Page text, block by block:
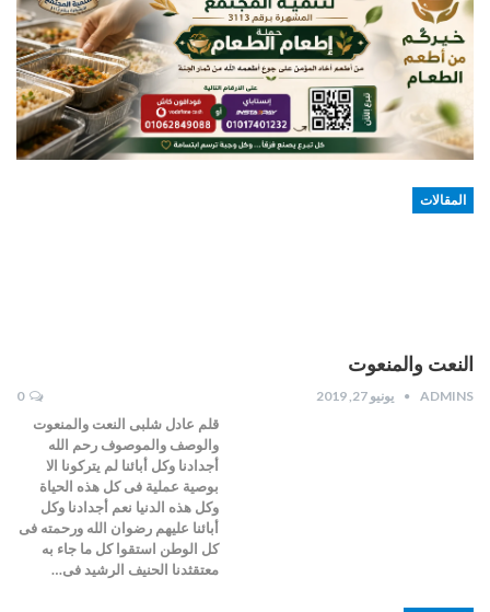
المقالات
النعت والمنعوت
ADMINS يونيو 27, 2019 0
قلم عادل شلبى النعت والمنعوت
والوصف والموصوف رحم الله
أجدادنا وكل أبائنا لم يتركونا الا
بوصية عملية فى كل هذه الحياة
وكل هذه الدنيا نعم أجدادنا وكل
أبائنا عليهم رضوان الله ورحمته فى
كل الوطن استقوا كل ما جاء به
معتقثدنا الحنيف الرشيد فى…